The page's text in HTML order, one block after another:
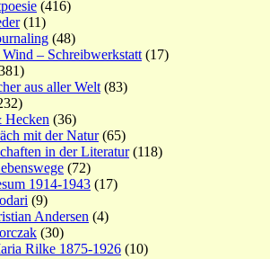
(416)
(11)
(48)
– Schreibwerkstatt (17)
aus aller Welt (83)
Hecken (36)
mit der Natur(65)
in der Literatur(118)
(72)
1914-1943 (17)
(9)
Andersen (4)
(30)
Rilke 1875-1926 (10)